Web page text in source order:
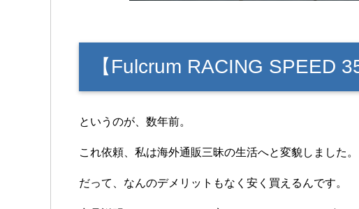
【Fulcrum RACING SPEED
というのが、数年前。
これ依頼、私は海外通販三昧の生活へと変貌しました。
だって、なんのデメリットもなく安く買えるんです。